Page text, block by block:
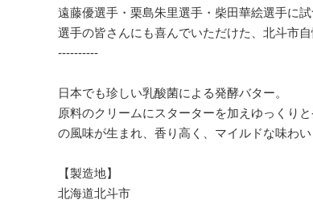
遠藤優選手・栗島朱里選手・柴田華絵選手に
選手の皆さんにも喜んでいただけた、北斗市
----------
日本でも珍しい乳酸菌による発酵バター。
原料のクリームにスターターを加えゆっくり
の風味が生まれ、香り高く、マイルドな味わい
【製造地】
北海道北斗市